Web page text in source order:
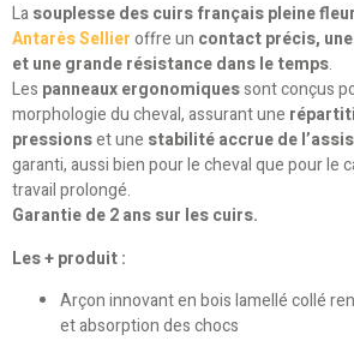
Lasouplesse des cuirs français pleine fleur
Antarès Sellieroffre un contact précis,
et une grande résistance dans le temps.
Les panneaux ergonomiquessont conçus
morphologie du cheval, assurant une
pressionset une stabilité accrue de
garanti, aussi bien pour le cheval que pour le
travail prolongé.
Garantie de 2 ans sur les cuirs.
Les + produit :
Arçon innovant en bois lamellé collé
et absorption des chocs